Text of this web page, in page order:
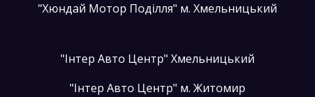
"Хюндай Мотор Поділля" м. Хмельницький
"Інтер Авто Центр" Хмельницький
"Інтер Авто Центр" м. Житомир